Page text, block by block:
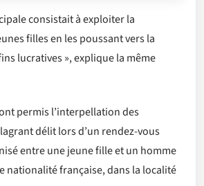
consistait à exploiter la
filles en les poussant vers la
lucratives », explique la même
permis l’interpellation des
délit lors d’un rendez-vous
entre une jeune fille et un homme
nationalité française, dans la localité